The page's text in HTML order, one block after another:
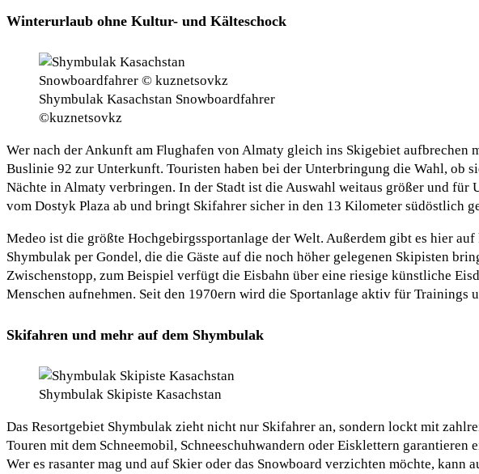
Winterurlaub ohne Kultur- und Kälteschock
Shymbulak Kasachstan Snowboardfahrer
©kuznetsovkz
Wer nach der Ankunft am Flughafen von Almaty gleich ins Skigebiet
Buslinie 92 zur Unterkunft. Touristen haben bei der Unterbringung die Wahl, ob
Nächte in Almaty verbringen. In der Stadt ist die Auswahl weitaus größer und
vom Dostyk Plaza ab und bringt Skifahrer sicher in den 13 Kilometer südöstlich
Medeo ist die größte Hochgebirgssportanlage der Welt. Außerdem gibt es hier
Shymbulak per Gondel, die die Gäste auf die noch höher gelegenen Skipisten
Zwischenstopp, zum Beispiel verfügt die Eisbahn über eine riesige künstliche
Menschen aufnehmen. Seit den 1970ern wird die Sportanlage aktiv für Trainings
Skifahren und mehr auf dem Shymbulak
Shymbulak Skipiste Kasachstan
Das Resortgebiet Shymbulak zieht nicht nur Skifahrer an, sondern lockt mit
Touren mit dem Schneemobil, Schneeschuhwandern oder Eisklettern
Wer es rasanter mag und auf Skier oder das Snowboard verzichten möchte, kann